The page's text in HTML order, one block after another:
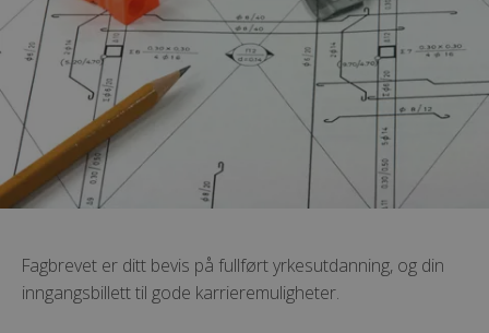
Fagbrevet er ditt bevis på fullført yrkesutdanning, og din
inngangsbillett til gode karrieremuligheter.